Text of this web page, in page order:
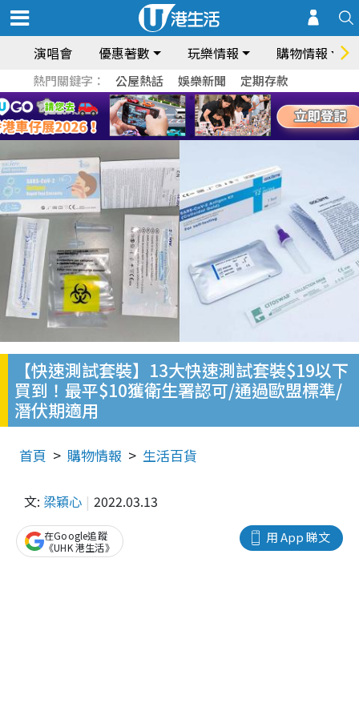
演唱會 優惠著數 玩樂情報 購物情報
熱門關鍵字： 公屋熱話 娛樂新聞 定期存款
【快速測試套裝】13大快速測試套裝$19以下
買到！最平$10獲衛生署認可/通過歐盟標準/
潛伏期適用
首頁 購物情報 生活百貨
文: 梁穎心 2022.03.13
用 App 睇文
在Google追蹤
《UHK 港生活》